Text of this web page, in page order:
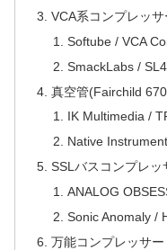
VCA系コンプレッサ
Softube / VCA
SmackLabs /
真空管(Fairchild
IK Multimedia /
Native
SSLバスコンプレッ
ANALOG
Sonic Anomaly /
万能コンプレッサー